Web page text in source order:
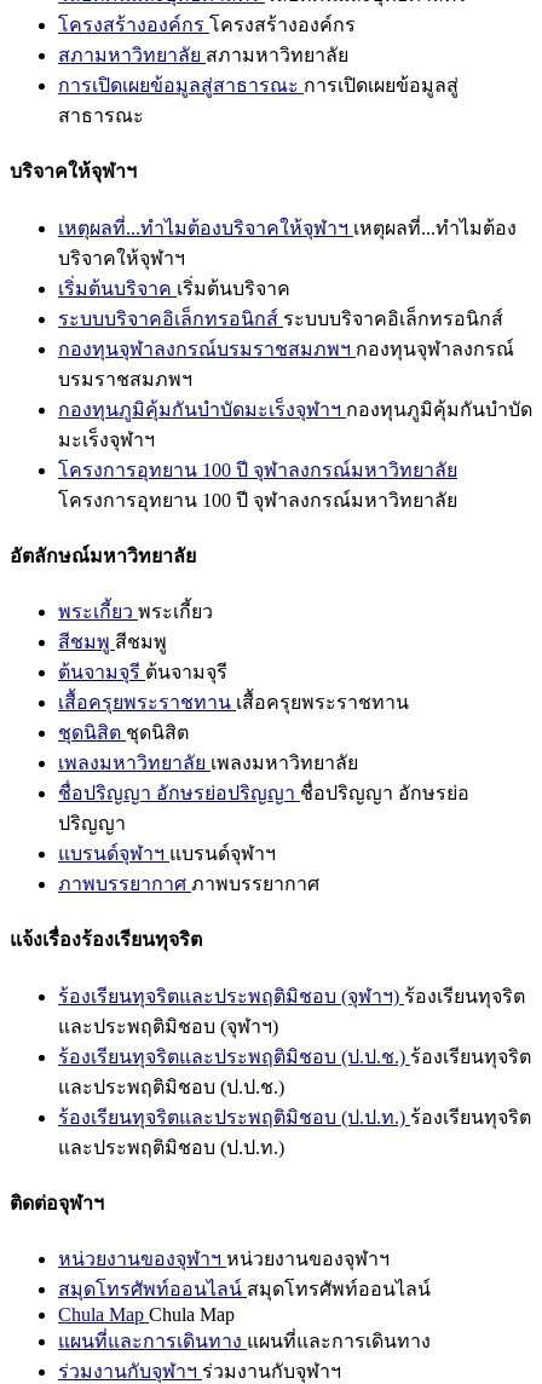
โครงสร้างองค์กร โครงสร้างองค์กร
สภามหาวิทยาลัย สภามหาวิทยาลัย
การเปิดเผยข้อมูลสู่สาธารณะ การเปิดเผยข้อมูลสู่
สาธารณะ
บริจาคให้จุฬาฯ
เหตุผลที่...ทำไมต้องบริจาคให้จุฬาฯ เหตุผลที่...ทำไมต้อง
บริจาคให้จุฬาฯ
เริ่มต้นบริจาค เริ่มต้นบริจาค
ระบบบริจาคอิเล็กทรอนิกส์ ระบบบริจาคอิเล็กทรอนิกส์
กองทุนจุฬาลงกรณ์บรมราชสมภพฯ กองทุนจุฬาลงกรณ์
บรมราชสมภพฯ
กองทุนภูมิคุ้มกันบำบัดมะเร็งจุฬาฯ กองทุนภูมิคุ้มกันบำบัด
มะเร็งจุฬาฯ
โครงการอุทยาน 100 ปี จุฬาลงกรณ์มหาวิทยาลัย
โครงการอุทยาน 100 ปี จุฬาลงกรณ์มหาวิทยาลัย
อัตลักษณ์มหาวิทยาลัย
พระเกี้ยว พระเกี้ยว
สีชมพู สีชมพู
ต้นจามจุรี ต้นจามจุรี
เสื้อครุยพระราชทาน เสื้อครุยพระราชทาน
ชุดนิสิต ชุดนิสิต
เพลงมหาวิทยาลัย เพลงมหาวิทยาลัย
ชื่อปริญญา อักษรย่อปริญญา ชื่อปริญญา อักษรย่อ
ปริญญา
แบรนด์จุฬาฯ แบรนด์จุฬาฯ
ภาพบรรยากาศ ภาพบรรยากาศ
แจ้งเรื่องร้องเรียนทุจริต
ร้องเรียนทุจริตและประพฤติมิชอบ (จุฬาฯ) ร้องเรียนทุจริต
และประพฤติมิชอบ (จุฬาฯ)
ร้องเรียนทุจริตและประพฤติมิชอบ (ป.ป.ช.) ร้องเรียนทุจริต
และประพฤติมิชอบ (ป.ป.ช.)
ร้องเรียนทุจริตและประพฤติมิชอบ (ป.ป.ท.) ร้องเรียนทุจริต
และประพฤติมิชอบ (ป.ป.ท.)
ติดต่อจุฬาฯ
หน่วยงานของจุฬาฯ หน่วยงานของจุฬาฯ
สมุดโทรศัพท์ออนไลน์ สมุดโทรศัพท์ออนไลน์
Chula Map Chula Map
แผนที่และการเดินทาง แผนที่และการเดินทาง
ร่วมงานกับจุฬาฯ ร่วมงานกับจุฬาฯ